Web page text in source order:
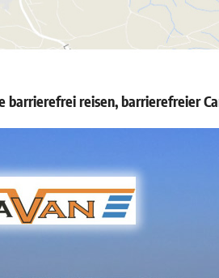
reisen, barrierefreier